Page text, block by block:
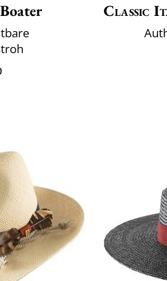
Boater Classic